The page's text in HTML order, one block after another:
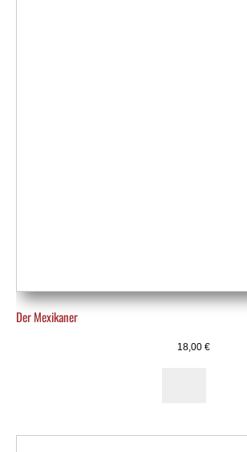
Der Mexikaner
18,00 €